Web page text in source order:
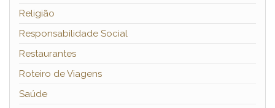
Religião
Responsabilidade Social
Restaurantes
Roteiro de Viagens
Saúde